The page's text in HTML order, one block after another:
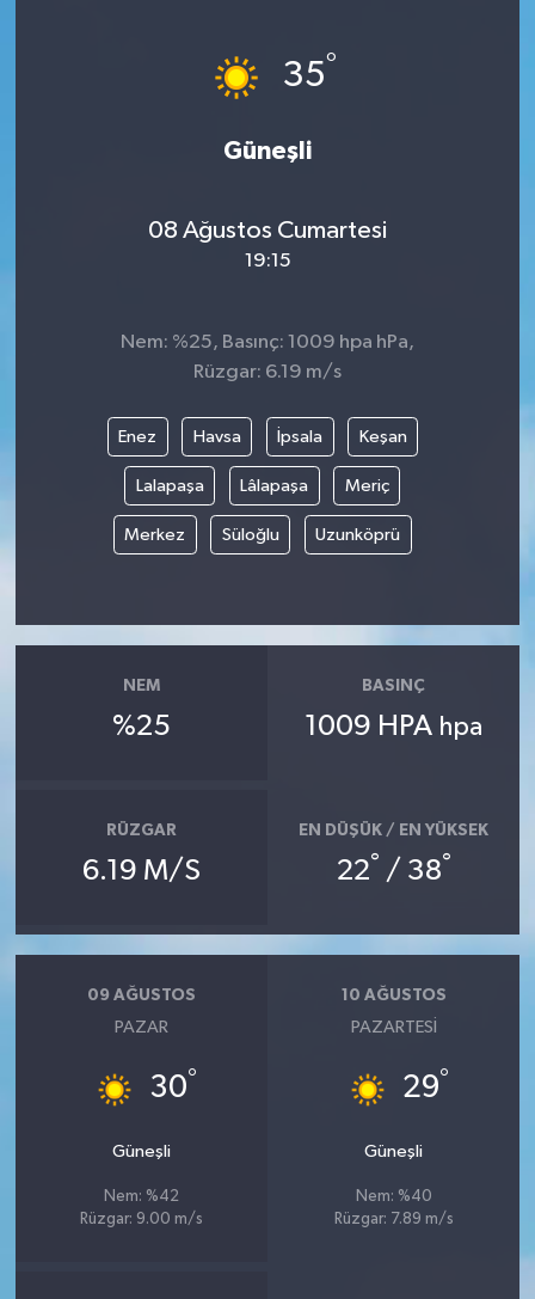
35°
Güneşli
08 Ağustos Cumartesi
19:15
Nem: %25, Basınç: 1009 hpa hPa,
Rüzgar: 6.19 m/s
Enez Havsa İpsala Keşan
Lalapaşa Lâlapaşa Meriç
Merkez Süloğlu Uzunköprü
NEM
%25
BASINÇ
1009 HPA hpa
RÜZGAR
6.19 M/S
EN DÜŞÜK / EN YÜKSEK
22° / 38°
09 AĞUSTOS
PAZAR
30°
Güneşli
Nem: %42
Rüzgar: 9.00 m/s
10 AĞUSTOS
PAZARTESI
29°
Güneşli
Nem: %40
Rüzgar: 7.89 m/s
Yüksek İstişare Kurulu